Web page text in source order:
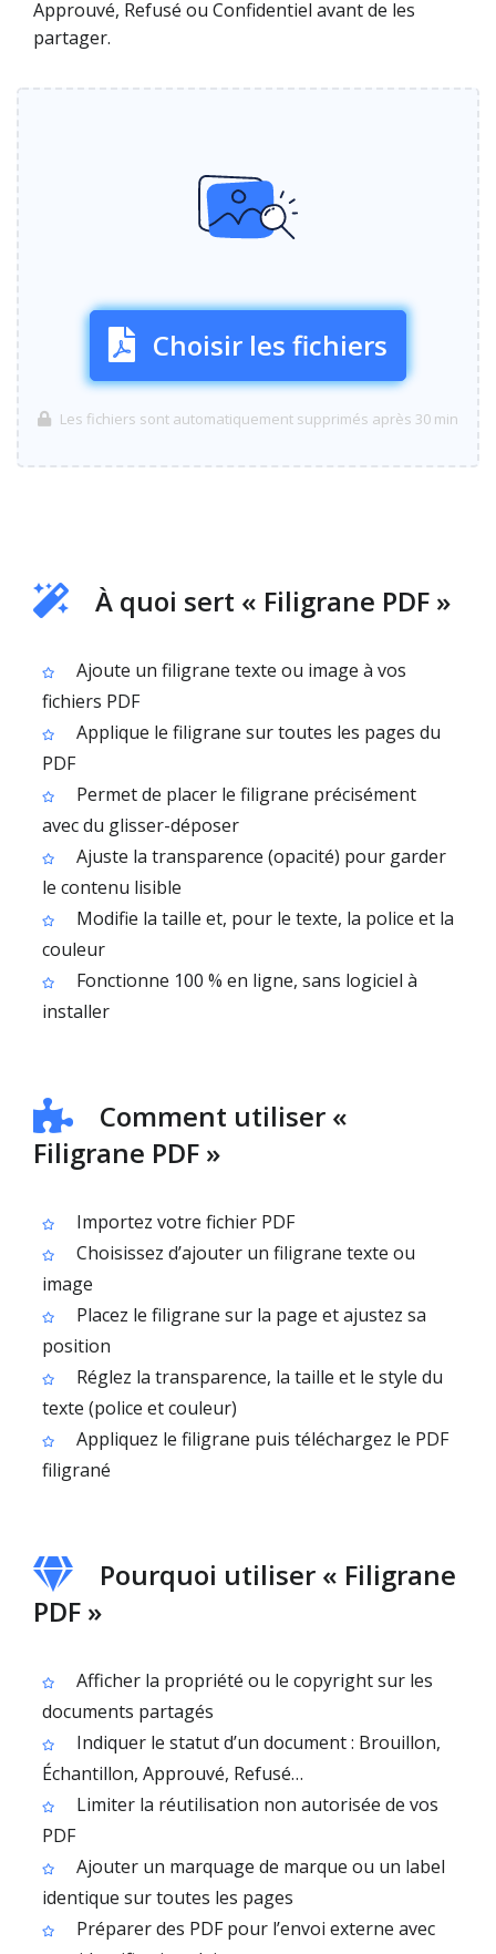
Approuvé, Refusé ou Confidentiel avant de les
partager.
Choisir les fichiers
Les fichiers sont automatiquement supprimés après 30 min
À quoi sert « Filigrane PDF »
Ajoute un filigrane texte ou image à vos
fichiers PDF
Applique le filigrane sur toutes les pages du
PDF
Permet de placer le filigrane précisément
avec du glisser-déposer
Ajuste la transparence (opacité) pour garder
le contenu lisible
Modifie la taille et, pour le texte, la police et la
couleur
Fonctionne 100 % en ligne, sans logiciel à
installer
Comment utiliser «
Filigrane PDF »
Importez votre fichier PDF
Choisissez d’ajouter un filigrane texte ou
image
Placez le filigrane sur la page et ajustez sa
position
Réglez la transparence, la taille et le style du
texte (police et couleur)
Appliquez le filigrane puis téléchargez le PDF
filigrané
Pourquoi utiliser « Filigrane
PDF »
Afficher la propriété ou le copyright sur les
documents partagés
Indiquer le statut d’un document : Brouillon,
Échantillon, Approuvé, Refusé…
Limiter la réutilisation non autorisée de vos
PDF
Ajouter un marquage de marque ou un label
identique sur toutes les pages
Préparer des PDF pour l’envoi externe avec